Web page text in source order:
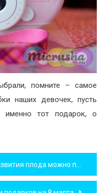
помните – самое
наших девочек, пусть
тот подарок, о
можно предотвратить